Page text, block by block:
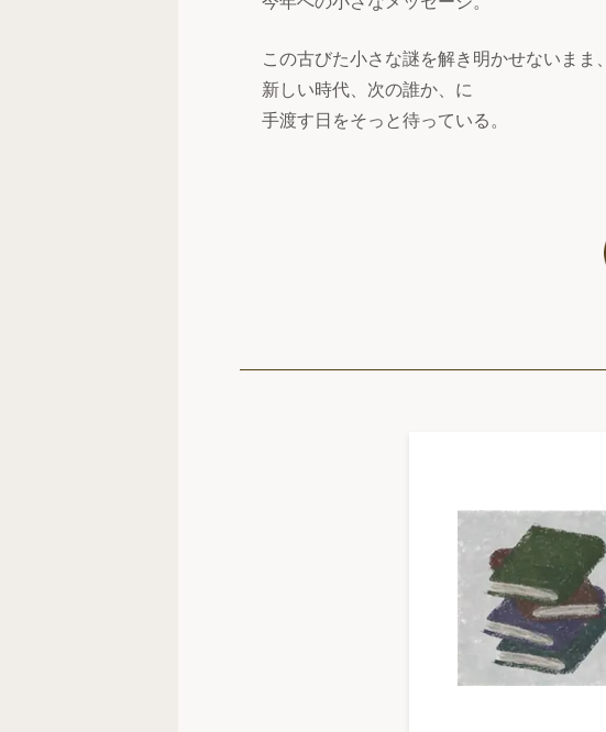
この古びた小さな謎を解き明かせないまま、
新しい時代、次の誰か、に
手渡す日をそっと待っている。